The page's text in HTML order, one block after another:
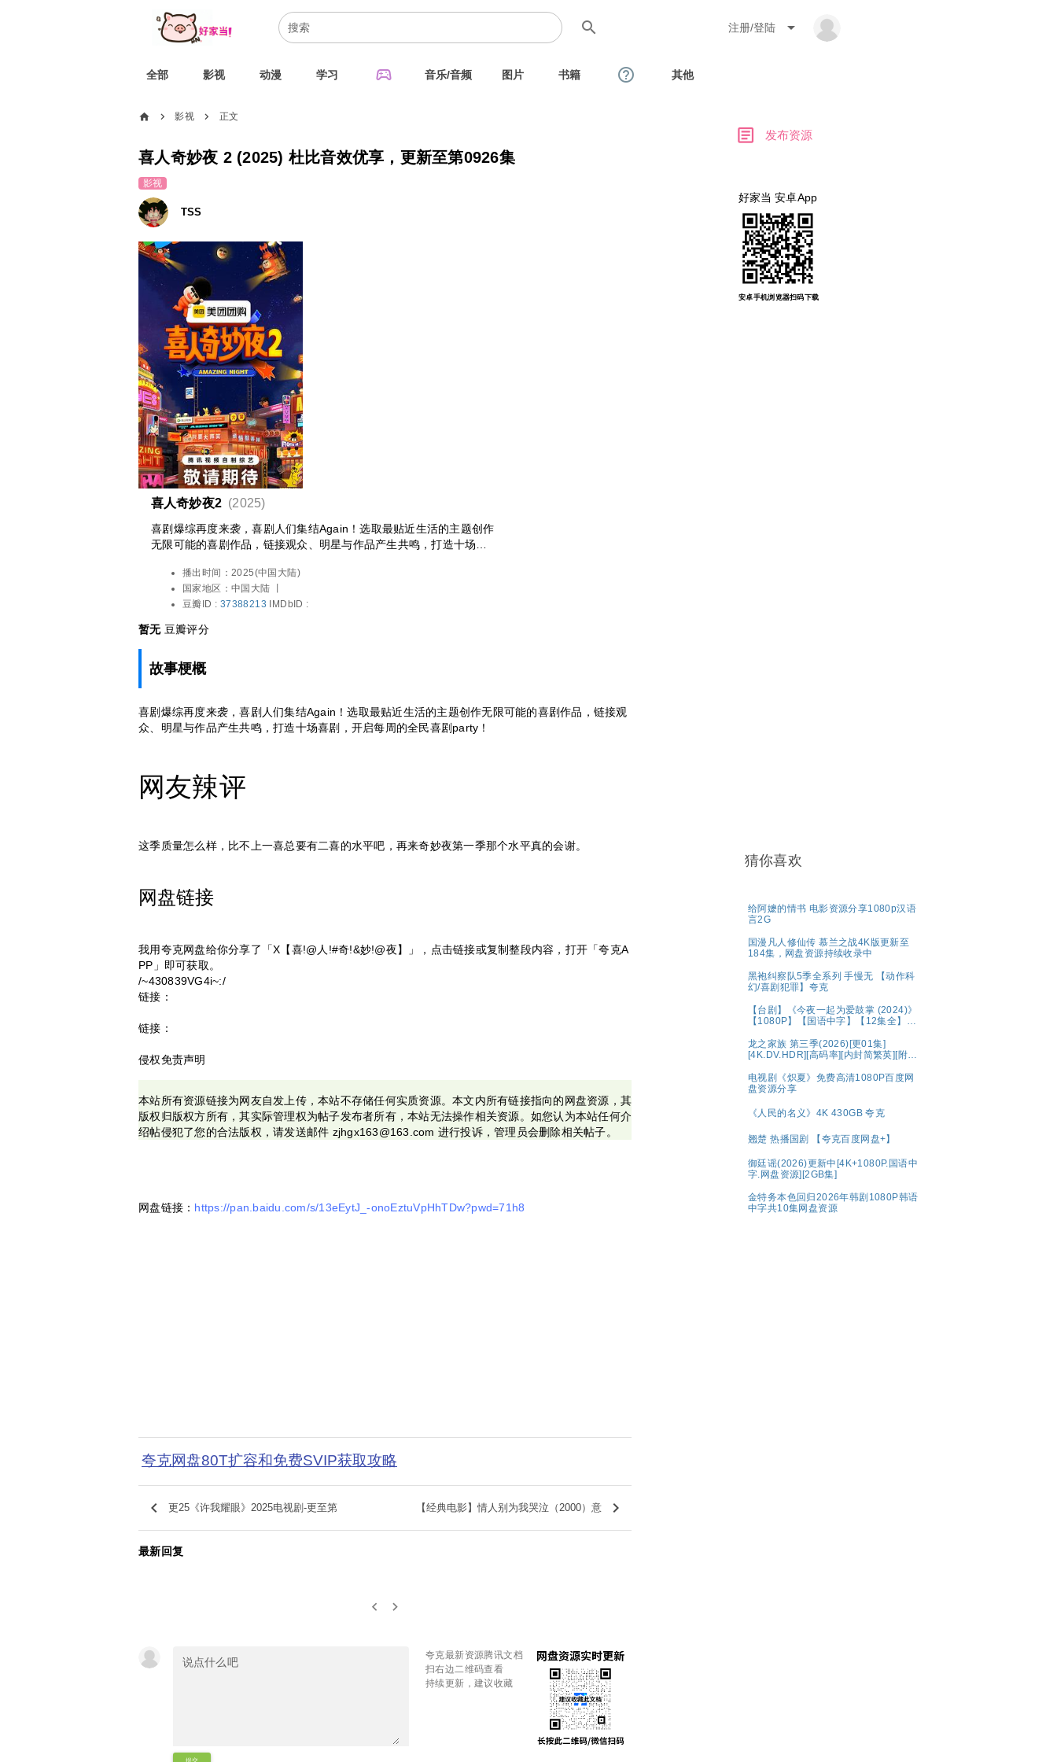
search 注册/登陆 arrow_drop_down
全部 影视 动漫 学习 sports_esports 音乐/音频 图片 书籍 help_outline 其他
home chevron_right 影视 chevron_right 正文
喜人奇妙夜 2 (2025) 杜比音效优享，更新至第0926集
影视
TSS
喜人奇妙夜2 (2025)
喜剧爆综再度来袭，喜剧人们集结Again！选取最贴近生活的主题创作
无限可能的喜剧作品，链接观众、明星与作品产生共鸣，打造十场喜
播出时间： 2025(中国大陆)
国家地区： 中国大陆 丨
豆瓣ID : 37388213 IMDbID :
暂无豆瓣评分
故事梗概
喜剧爆综再度来袭，喜剧人们集结Again！选取最贴近生活的主题创作无限可能的喜剧作品，链接观
众、明星与作品产生共鸣，打造十场喜剧，开启每周的全民喜剧party！
网友辣评
这季质量怎么样，比不上一喜总要有二喜的水平吧，再来奇妙夜第一季那个水平真的会谢。
网盘链接
我用夸克网盘给你分享了「X【喜!@人!#奇!&妙!@夜】」，点击链接或复制整段内容，打开「夸克A
PP」即可获取。
/~430839VG4i~:/
链接：
链接：
侵权免责声明
本站所有资源链接为网友自发上传，本站不存储任何实质资源。本文内所有链接指向的网盘资源，其
版权归版权方所有，其实际管理权为帖子发布者所有，本站无法操作相关资源。如您认为本站任何介
绍帖侵犯了您的合法版权，请发送邮件 zjhgx163@163.com 进行投诉，管理员会删除相关帖子。
网盘链接： https://pan.baidu.com/s/13eEytJ_-onoEztuVpHhTDw?pwd=71h8
夸克网盘80T扩容和免费SVIP获取攻略
keyboard_arrow_left 更25《许我耀眼》2025电视剧-更至第 【经典电影】情人别为我哭泣（2000）意 keyboard_arrow_right
最新回复
keyboard_arrow_left keyboard_arrow_right
夸克最新资源腾讯文档
扫右边二维码查看
持续更新，建议收藏
article 发布资源
好家当 安卓App
安卓手机浏览器扫码下载
猜你喜欢
给阿嬷的情书 电影资源分享1080p汉语
言2G
国漫凡人修仙传 慕兰之战4K版更新至
184集，网盘资源持续收录中
黑袍纠察队5季全系列 手慢无 【动作科
幻/喜剧犯罪】夸克
【台剧】《今夜一起为爱鼓掌 (2024)》
【1080P】【国语中字】【12集全】
龙之家族 第三季(2026)[更01集]
[4K.DV.HDR][高码率][内封简繁英][附1-
电视剧《炽夏》免费高清1080P百度网
盘资源分享
《人民的名义》4K 430GB 夸克
翘楚 热播国剧 【夸克百度网盘+】
御廷谣(2026)更新中[4K+1080P.国语中
字.网盘资源][2GB集]
金特务本色回归2026年韩剧1080P韩语
中字共10集网盘资源